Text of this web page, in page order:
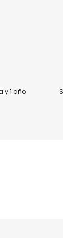
y 1 año